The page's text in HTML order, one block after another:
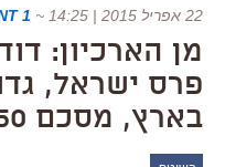
22 אפריל 2015 | 14:25 ~
1 COMMENT
מן הארכיון:
פרס ישראל,
בארץ, מסכם 50 שנות עבודה